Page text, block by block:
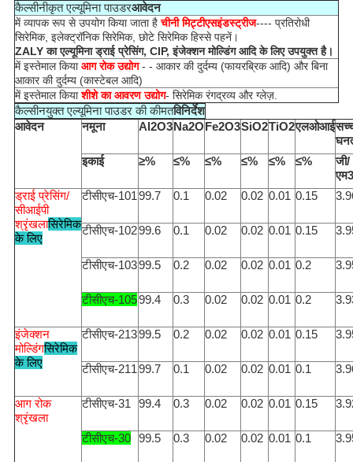
कैल्सीनीकृत एल्यूमिना पाउडरआवेदन
में व्यापक रूप से उपयोग किया जाता है चीनी मिट्टीएसइंडस्ट्रीज---- प्रतिरोधी
सिरेमिक, इलेक्ट्रॉनिक सिरेमिक, छोटे सिरेमिक हिस्से पहनें।
ZALY का एल्यूमिना ड्राई प्रेसिंग, CIP, इंजेक्शन मोल्डिंग आदि के लिए उपयुक्त है।
में इस्तेमाल किया आग रोक उद्योग - - आकार की दुर्दम्य (फायरब्रिक आदि) और बिना
आकार की दुर्दम्य (कास्टेबल आदि)
में इस्तेमाल किया शीशे का आवरण उद्योग- सिरेमिक रंगद्रव्य और ग्लेज़.
कैल्सीनयुक्त एल्यूमिना पाउडर की कीमतविनिर्देश
आवेदन
नमूना Al2O3Na2O Fe2O3SiO2TiO2एलओआई
इकाई
≥% ≤% ≤% ≤% ≤% ≤%
जी/
एम3
ड्राई प्रेसिंग/
सीआईपी
श्रृंखलासिरेमिक
के लिए
टीसीएच-10199.7 0.1 0.02 0.02 0.01 0.15
टीसीएच-10299.6 0.1 0.02 0.02 0.01 0.15
टीसीएच-10399.5 0.2 0.02 0.02 0.01 0.2
टीसीएच-10599.4 0.3 0.02 0.02 0.01 0.2
इंजेक्शन
मोल्डिंगसिरेमिक
के लिए
टीसीएच-21399.5 0.2 0.02 0.02 0.01 0.15
टीसीएच-21199.7 0.1 0.02 0.02 0.01 0.1
आग रोक
श्रृंखला
टीसीएच-31 99.4 0.3 0.02 0.02 0.01 0.15
टीसीएच-30 99.5 0.3 0.02 0.02 0.01 0.1